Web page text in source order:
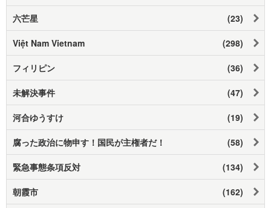
六芒星 (23)
Việt Nam Vietnam (298)
フィリピン (36)
未解決事件 (47)
河合ゆうすけ (19)
腐った政治に物申す！国民が主権者だ！ (58)
緊急事態条項反対 (134)
朝霞市 (162)